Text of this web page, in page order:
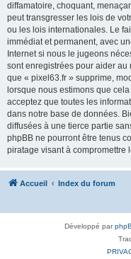
diffamatoire, choquant,
peut transgresser les lois de
ou les lois internationales. Le
immédiat et permanent, avec
Internet si nous le jugeons
sont enregistrées pour aider au
que « pixel63.fr » supprime,
lorsque nous estimons que
acceptez que toutes les
dans notre base de données.
diffusées à une tierce partie
phpBB ne pourront être tenus
piratage visant à compromettre
Accueil Index du forum
Développé par